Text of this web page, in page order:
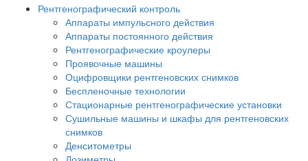
Рентгенографический контроль
Аппараты импульсного действия
Аппараты постоянного действия
Рентгенографические кроулеры
Проявочные машины
Оцифровщики рентгеновских снимков
Беспленочные технологии
Стационарные рентгенографические установки
Сушильные машины и шкафы для рентгеновских
снимков
Денситометры